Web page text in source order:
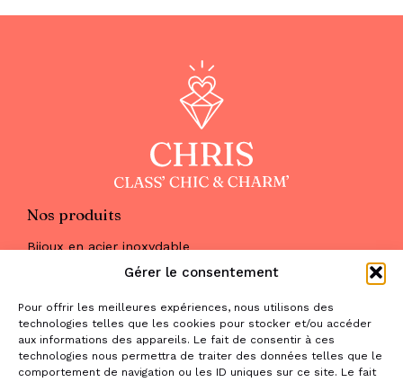
Gérer le consentement
Pour offrir les meilleures expériences, nous utilisons des
technologies telles que les cookies pour stocker et/ou accéder
aux informations des appareils. Le fait de consentir à ces
technologies nous permettra de traiter des données telles que le
comportement de navigation ou les ID uniques sur ce site. Le fait
Nos produits
Bijoux en acier inoxydable
Maquillage
Parfums
Nous trouver
& nous contacter